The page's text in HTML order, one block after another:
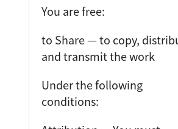
You are free:
to Share — to copy,
and transmit the work
Under the following
conditions: